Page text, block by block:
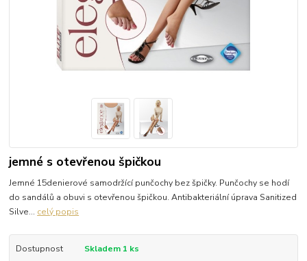
jemné s otevřenou špičkou
Jemné 15denierové samodržící punčochy bez špičky. Punčochy se hodí
do sandálů a obuvi s otevřenou špičkou. Antibakteriální úprava Sanitized
Silve... celý popis
Dostupnost
Skladem 1 ks